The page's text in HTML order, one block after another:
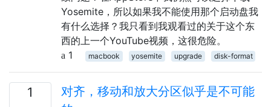
Yosemite，所以如果我不能使用那个启动盘我
有什么选择？我只看到我观看过的关于这个东
西的上一个YouTube视频，这很危险。
1
macbook yosemite upgrade disk-format
1
对齐，移动和放大分区似乎是不可能